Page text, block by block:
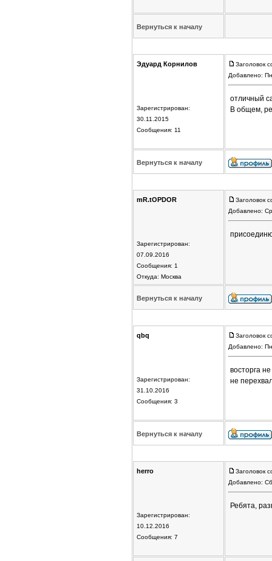
Вернуться к началу
Эдуард Корнилов
Зарегистрирован:
30.11.2015
Сообщения: 11
Заголовок
Добавлено:
отличный
В общем,
Вернуться к началу
mR.tOPDOR
Зарегистрирован:
07.09.2016
Сообщения: 1
Откуда: Москва
Заголовок
Добавлено:
Вернуться к началу
qbq
Зарегистрирован:
31.10.2016
Сообщения: 3
Заголовок
Добавлено:
восторга
не
Вернуться к началу
herro
Зарегистрирован:
10.12.2016
Сообщения: 7
Заголовок
Добавлено:
Ребята,